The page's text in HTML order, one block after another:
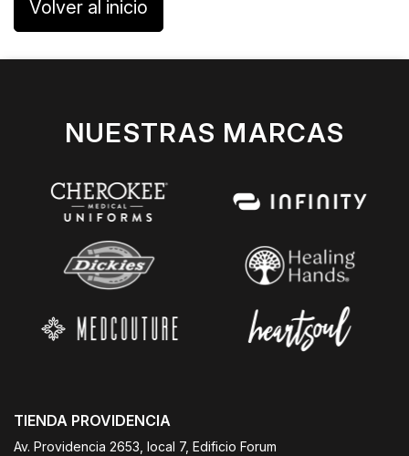
Volver al inicio
NUESTRAS MARCAS
TIENDA PROVIDENCIA
Av. Providencia 2653, local 7, Edificio Forum